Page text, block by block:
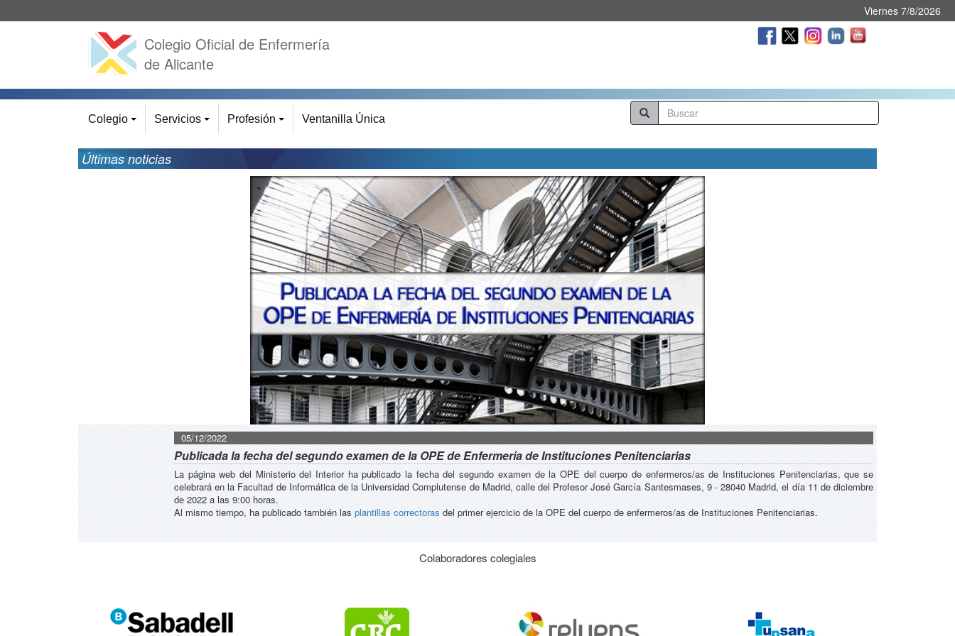
Viernes 7/8/2026
Colegio Oficial de Enfermería
de Alicante
Colegio Servicios Profesión Ventanilla Única
Últimas noticias
05/12/2022
Publicada la fecha del segundo examen de la OPE de Enfermería de Instituciones Penitenciarias
La página web del Ministerio del Interior ha publicado la fecha del segundo examen de la OPE del cuerpo de enfermeros/as de Instituciones Penitenciarias, que se
celebrará en la Facultad de Informática de la Universidad Complutense de Madrid, calle del Profesor José García Santesmases, 9 - 28040 Madrid, el día 11 de diciembre
de 2022 a las 9:00 horas.
Al mismo tiempo, ha publicado también las plantillas correctoras del primer ejercicio de la OPE del cuerpo de enfermeros/as de Instituciones Penitenciarias.
Colaboradores colegiales